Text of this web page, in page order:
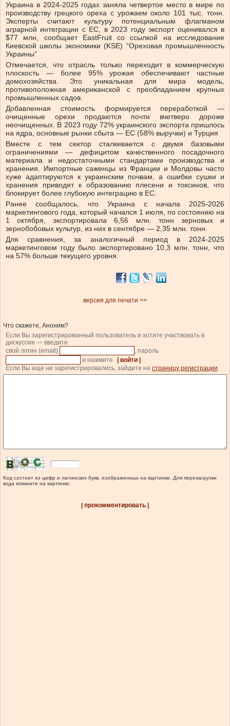
Украина в 2024-2025 годах заняла четвертое место в мире по
производству грецкого ореха с урожаем около 101 тыс. тонн.
Эксперты считают культуру потенциальным флагманом
аграрной интеграции с ЕС, в 2023 году экспорт оценивался в
$77 млн, сообщает EastFruit со ссылкой на исследование
Киевской школы экономики (KSE) “Ореховая промышленность
Украины”
Отмечается, что отрасль только переходит в коммерческую
плоскость — более 95% урожая обеспечивают частные
домохозяйства. Это уникальная для мира модель,
противоположная американской с преобладанием крупных
промышленных садов.
Добавленная стоимость формируется переработкой —
очищенные орехи продаются почти вчетверо дороже
неочищенных. В 2023 году 72% украинского экспорта пришлось
на ядра, основные рынки сбыта — ЕС (58% выручки) и Турция
Вместе с тем сектор сталкивается с двумя базовыми
ограничениями — дефицитом качественного посадочного
материала и недостаточными стандартами производства и
хранения. Импортные саженцы из Франции и Молдовы часто
хуже адаптируются к украинским почвам, а ошибки сушки и
хранения приводят к образованию плесени и токсинов, что
блокирует более глубокую интеграцию в ЕС.
Ранее сообщалось, что Украина с начала 2025-2026
маркетингового года, который начался 1 июля, по состоянию на
1 октября, экспортировала 6,56 млн. тонн зерновых и
зернобобовых культур, из них в сентябре — 2,35 млн. тонн.
Для сравнения, за аналогичный период в 2024-2025
маркетинговом году было экспортировано 10,3 млн. тонн, что
на 57% больше текущего уровня.
версия для печати >>
Что скажете, Аноним?
Если Вы зарегистрированный пользователь и хотите участвовать в
дискуссии — введите
свой логин (email)
, пароль
и нажмите
| войти |
.
Если Вы еще не зарегистрировались, зайдите на страницу регистрации.
Код состоит из цифр и латинских букв, изображенных на картинке. Для перезагрузки
кода кликните на картинке.
| прокомментировать |